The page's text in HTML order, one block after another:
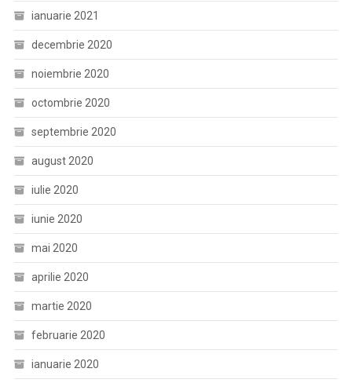
ianuarie 2021
decembrie 2020
noiembrie 2020
octombrie 2020
septembrie 2020
august 2020
iulie 2020
iunie 2020
mai 2020
aprilie 2020
martie 2020
februarie 2020
ianuarie 2020